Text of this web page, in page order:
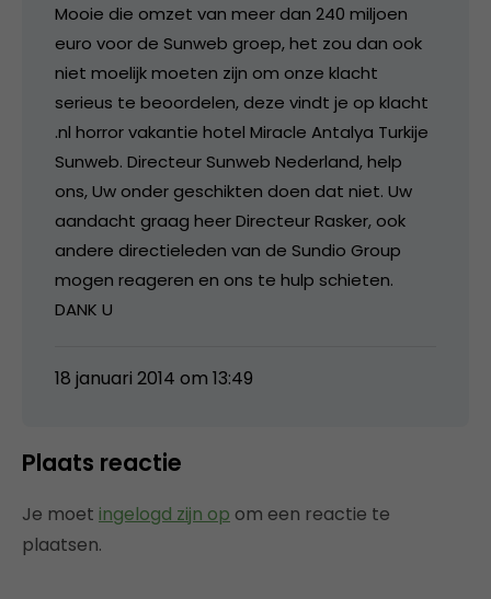
Mooie die omzet van meer dan 240 miljoen
euro voor de Sunweb groep, het zou dan ook
niet moelijk moeten zijn om onze klacht
serieus te beoordelen, deze vindt je op klacht
.nl horror vakantie hotel Miracle Antalya Turkije
Sunweb. Directeur Sunweb Nederland, help
ons, Uw onder geschikten doen dat niet. Uw
aandacht graag heer Directeur Rasker, ook
andere directieleden van de Sundio Group
mogen reageren en ons te hulp schieten.
DANK U
18 januari 2014 om 13:49
Plaats reactie
Je moet ingelogd zijn op om een reactie te
plaatsen.